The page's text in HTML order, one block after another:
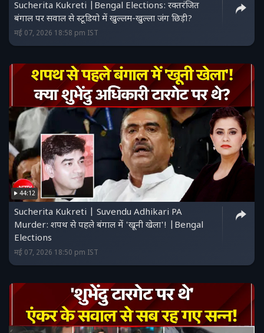
Sucherita Kukreti |Bengal Elections: रक्तरंजित
बंगाल पर सवाल से स्टूडियो में खुल्लम-खुल्ला जंग छिड़ी?
मई 07, 2026 18:58 pm IST
44:12
Sucherita Kukreti | Suvendu Adhikari PA
Murder: शपथ से पहले बंगाल में 'खूनी खेला'! |Bengal
Elections
मई 07, 2026 18:50 pm IST